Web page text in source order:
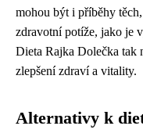
mohou být i příběhy
zdravotní potíže, jako je
Dieta Rajka Dolečka tak
zlepšení zdraví a vitality.
Alternativy k